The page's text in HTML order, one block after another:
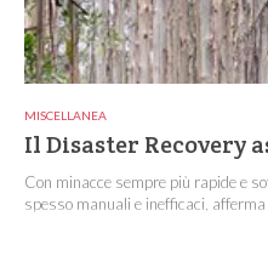
MISCELLANEA
Il Disaster Recovery
Con minacce sempre più rapide e
spesso manuali e inefficaci, afferma